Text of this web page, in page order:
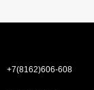
+7(8162)606-608